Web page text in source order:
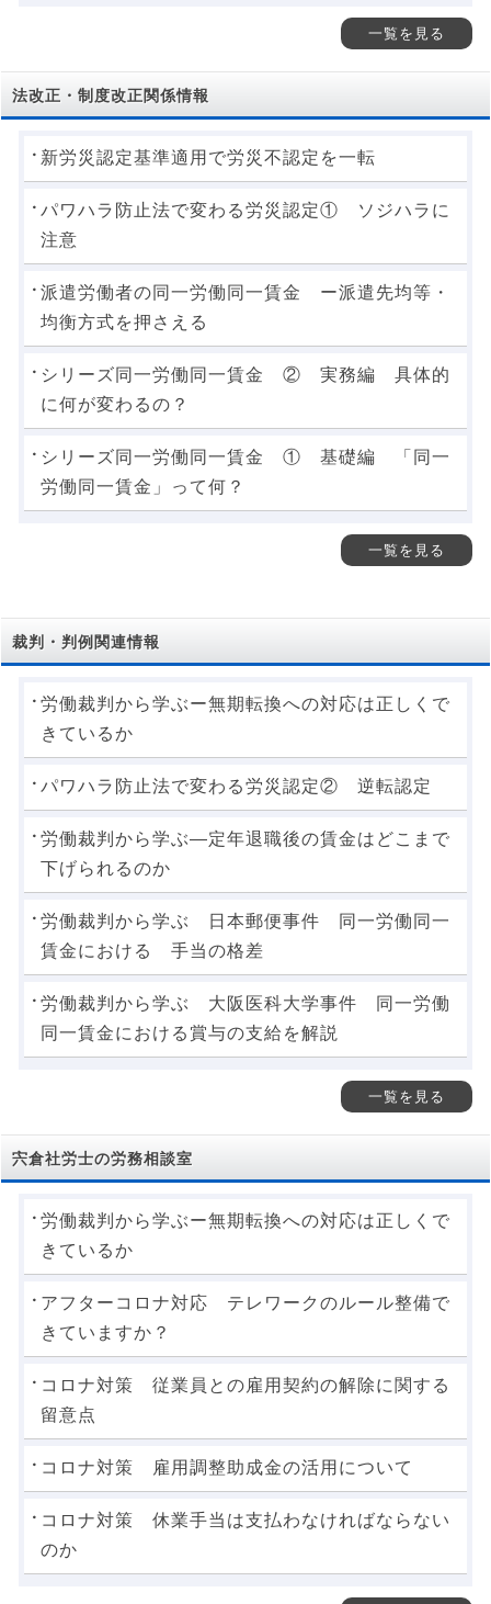
一覧を見る
法改正・制度改正関係情報
新労災認定基準適用で労災不認定を一転
パワハラ防止法で変わる労災認定① ソジハラに
注意
派遣労働者の同一労働同一賃金 ー派遣先均等・
均衡方式を押さえる
シリーズ同一労働同一賃金 ② 実務編 具体的
に何が変わるの？
シリーズ同一労働同一賃金 ① 基礎編 「同一
労働同一賃金」って何？
一覧を見る
裁判・判例関連情報
労働裁判から学ぶー無期転換への対応は正しくで
きているか
パワハラ防止法で変わる労災認定② 逆転認定
労働裁判から学ぶ―定年退職後の賃金はどこまで
下げられるのか
労働裁判から学ぶ 日本郵便事件 同一労働同一
賃金における 手当の格差
労働裁判から学ぶ 大阪医科大学事件 同一労働
同一賃金における賞与の支給を解説
一覧を見る
宍倉社労士の労務相談室
労働裁判から学ぶー無期転換への対応は正しくで
きているか
アフターコロナ対応 テレワークのルール整備で
きていますか？
コロナ対策 従業員との雇用契約の解除に関する
留意点
コロナ対策 雇用調整助成金の活用について
コロナ対策 休業手当は支払わなければならない
のか